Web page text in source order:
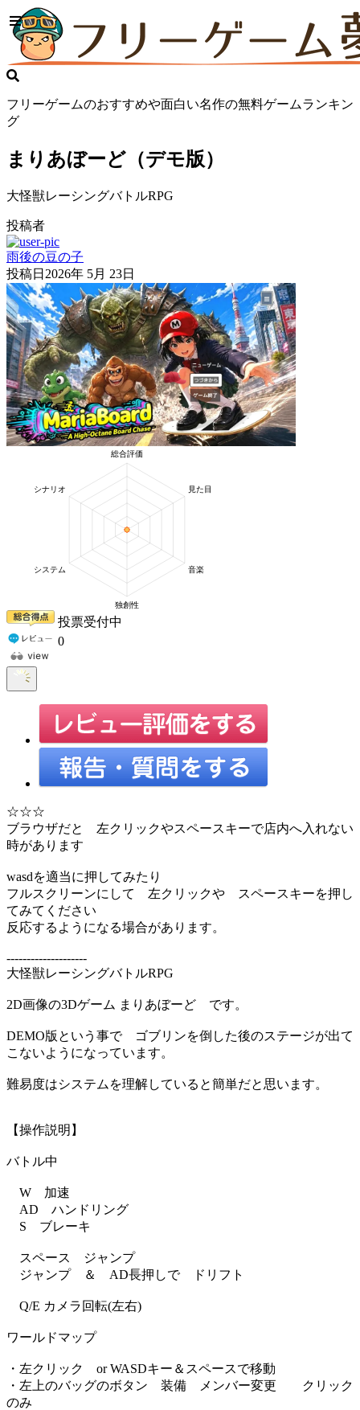
フリーゲームのおすすめや面白い名作の無料ゲームランキン
グ
まりあぼーど（デモ版）
大怪獣レーシングバトルRPG
投稿者
雨後の豆の子
投稿日 2026年 5月 23日
投票受付中
0
☆☆☆
ブラウザだと 左クリックやスペースキーで店内へ入れない
時があります
wasdを適当に押してみたり
フルスクリーンにして 左クリックや スペースキーを押し
てみてください
反応するようになる場合があります。
--------------------
大怪獣レーシングバトルRPG
2D画像の3Dゲーム まりあぼーど です。
DEMO版という事で ゴブリンを倒した後のステージが出て
こないようになっています。
難易度はシステムを理解していると簡単だと思います。
【操作説明】
バトル中
W 加速
AD ハンドリング
S ブレーキ
スペース ジャンプ
ジャンプ ＆ AD長押しで ドリフト
Q/E カメラ回転(左右)
ワールドマップ
・左クリック or WASDキー＆スペースで移動
・左上のバッグのボタン 装備 メンバー変更 クリック
のみ